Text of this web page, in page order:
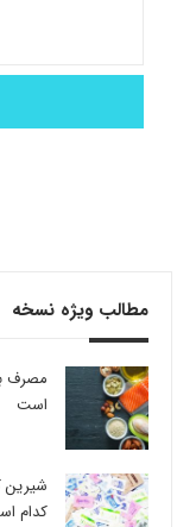
مطالب ویژه نسخه
است
کدام